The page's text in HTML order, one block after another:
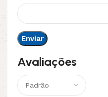
Avaliações